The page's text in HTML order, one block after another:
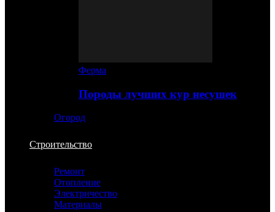
Ферма
Породы лучших кур несушек
Огород
Строительство
Ремонт
Отопление
Электричество
Материалы